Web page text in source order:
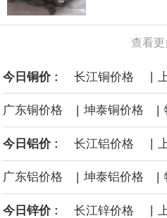
计划建造的15艘核动力“特
供支撑，同时投资者正等
查看更
今日铜价 : 长江铜价格 |
广东铜价格 | 坤泰铜价格 |
今日铝价 : 长江铝价格
广东铝价格 | 坤泰铝价格 |
今日锌价 : 长江锌价格